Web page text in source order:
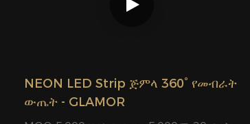
NEON LED Strip ጅምላ 360° የመብራት
ውጤት - GLAMOR